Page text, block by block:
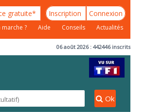
gratuite* Inscription Connexion
? Aide Conseils Actualités
06 août 2026 : 442446 inscrits
Ok